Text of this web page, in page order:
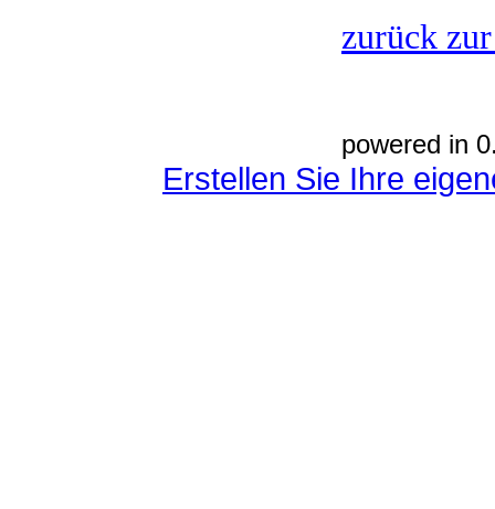
zurück
powered in
Erstellen Sie Ihre